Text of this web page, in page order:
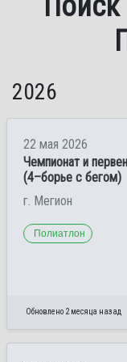
2026
22 мая 2026
Чемпионат и
(4–борье с бегом)
г. Мегион
Полиатлон
Обновлено 2 месяца назад